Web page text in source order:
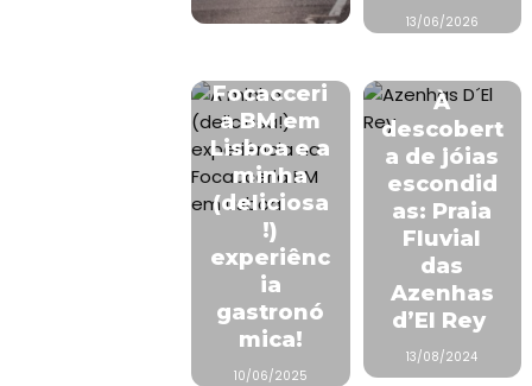
13/06/2026
Focacceri
a BM em
Lisboa e a
minha
(deliciosa
!)
experiênc
ia
gastronó
mica!
10/06/2025
À
descobert
a de jóias
escondid
as: Praia
Fluvial
das
Azenhas
d’El Rey
13/08/2024